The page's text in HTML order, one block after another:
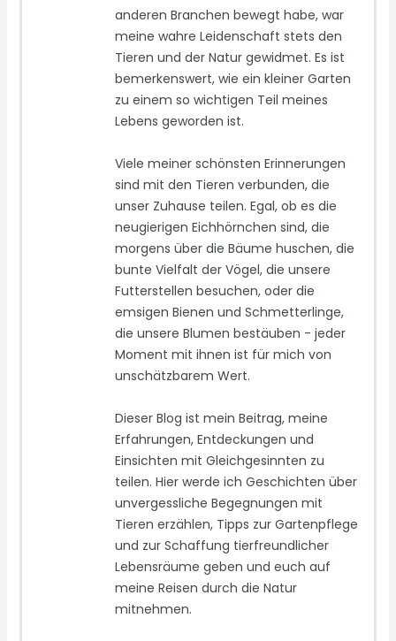
anderen Branchen bewegt habe, war
meine wahre Leidenschaft stets den
Tieren und der Natur gewidmet. Es ist
bemerkenswert, wie ein kleiner Garten
zu einem so wichtigen Teil meines
Lebens geworden ist.
Viele meiner schönsten Erinnerungen
sind mit den Tieren verbunden, die
unser Zuhause teilen. Egal, ob es die
neugierigen Eichhörnchen sind, die
morgens über die Bäume huschen, die
bunte Vielfalt der Vögel, die unsere
Futterstellen besuchen, oder die
emsigen Bienen und Schmetterlinge,
die unsere Blumen bestäuben - jeder
Moment mit ihnen ist für mich von
unschätzbarem Wert.
Dieser Blog ist mein Beitrag, meine
Erfahrungen, Entdeckungen und
Einsichten mit Gleichgesinnten zu
teilen. Hier werde ich Geschichten über
unvergessliche Begegnungen mit
Tieren erzählen, Tipps zur Gartenpflege
und zur Schaffung tierfreundlicher
Lebensräume geben und euch auf
meine Reisen durch die Natur
mitnehmen.